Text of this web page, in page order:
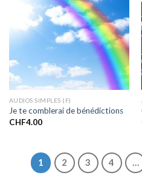
à la liste
de
souhaits
AUDIOS SIMPLES (F)
Je te comblerai de bénédictions
CHF4.00
1 2 3 4 …